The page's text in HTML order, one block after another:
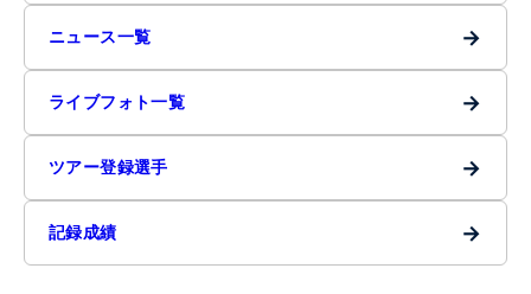
ニュース一覧 →
ライブフォト一覧 →
ツアー登録選手 →
記録成績 →